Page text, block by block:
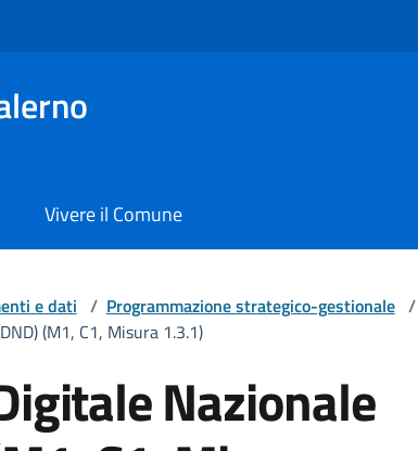
Vivere il Comune
e dati / Programmazione strategico-gestionale /
(M1, C1, Misura 1.3.1)
Nazionale